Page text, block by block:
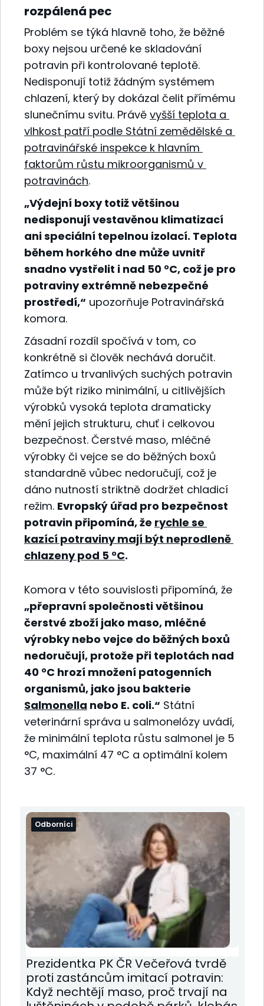
rozpálená pec
Problém se týká hlavně toho, že běžné
boxy nejsou určené ke skladování
potravin při kontrolované teplotě.
Nedisponují totiž žádným systémem
chlazení, který by dokázal čelit přímému
slunečnímu svitu. Právě vyšší teplota a
vlhkost patří podle Státní zemědělské a
potravinářské inspekce k hlavním
faktorům růstu mikroorganismů v
potravinách.
„Výdejní boxy totiž většinou
nedisponují vestavěnou klimatizací
ani speciální tepelnou izolací. Teplota
během horkého dne může uvnitř
snadno vystřelit i nad 50 °C, což je pro
potraviny extrémně nebezpečné
prostředí,“ upozorňuje Potravinářská
komora.
Zásadní rozdíl spočívá v tom, co
konkrétně si člověk nechává doručit.
Zatímco u trvanlivých suchých potravin
může být riziko minimální, u citlivějších
výrobků vysoká teplota dramaticky
mění jejich strukturu, chuť i celkovou
bezpečnost. Čerstvé maso, mléčné
výrobky či vejce se do běžných boxů
standardně vůbec nedoručují, což je
dáno nutností striktně dodržet chladicí
režim. Evropský úřad pro bezpečnost
potravin připomíná, že rychle se
kazící potraviny mají být neprodleně
chlazeny pod 5 °C.
Komora v této souvislosti připomíná, že
„přepravní společnosti většinou
čerstvé zboží jako maso, mléčné
výrobky nebo vejce do běžných boxů
nedoručují, protože při teplotách nad
40 °C hrozí množení patogenních
Salmonella nebo E. coli.“ Státní
veterinární správa u salmonelózy uvádí,
že minimální teplota růstu salmonel je 5
°C, maximální 47 °C a optimální kolem
37 °C.
Odborníci
Prezidentka PK ČR Večeřová tvrdě
proti zastáncům imitací potravin:
Když nechtějí maso, proč trvají na